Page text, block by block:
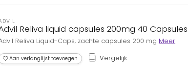
Reliva liquid capsules 200mg 40 Capsules
Reliva Liquid-Caps, zachte capsules 200 mg Meer
Aan verlanglijst toevoegen Vergelijk